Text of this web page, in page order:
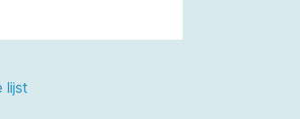
lijst